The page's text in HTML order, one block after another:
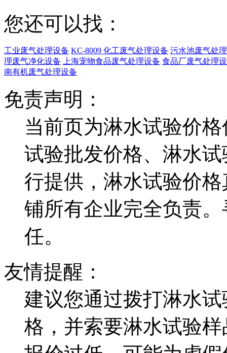
您还可以找：
工业废气处理设备 KC-8009 化工废气处理设备 污水池废气处
理废气净化设备
上海宠物食品废气处理设备 食品厂废气处理
南有机废气处理设备
免责声明：
当前页为淋水试验价
试验批发价格、淋水
行提供，淋水试验价
铺所有企业完全负责
任。
友情提醒：
建议您通过拨打淋水
格，并索要淋水试验